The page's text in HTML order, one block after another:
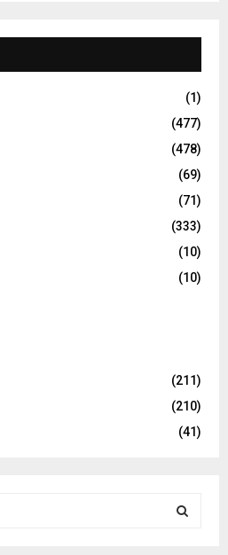
(1)
(477)
(478)
(69)
(71)
(333)
(10)
(10)
(211)
(210)
(41)